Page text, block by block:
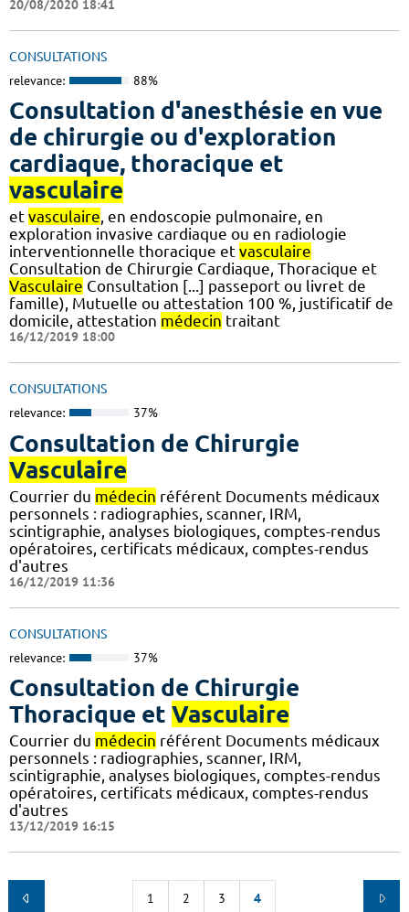
20/08/2020 18:41
CONSULTATIONS
relevance: 88%
Consultation d'anesthésie en vue
de chirurgie ou d'exploration
cardiaque, thoracique et
vasculaire
et vasculaire, en endoscopie pulmonaire, en
exploration invasive cardiaque ou en radiologie
interventionnelle thoracique et vasculaire
Consultation de Chirurgie Cardiaque, Thoracique et
Vasculaire Consultation [...] passeport ou livret de
famille), Mutuelle ou attestation 100 %, justificatif de
domicile, attestation médecin traitant
16/12/2019 18:00
CONSULTATIONS
relevance: 37%
Consultation de Chirurgie
Vasculaire
Courrier du médecin référent Documents médicaux
personnels : radiographies, scanner, IRM,
scintigraphie, analyses biologiques, comptes-rendus
opératoires, certificats médicaux, comptes-rendus
d'autres
16/12/2019 11:36
CONSULTATIONS
relevance: 37%
Consultation de Chirurgie
Thoracique et Vasculaire
Courrier du médecin référent Documents médicaux
personnels : radiographies, scanner, IRM,
scintigraphie, analyses biologiques, comptes-rendus
opératoires, certificats médicaux, comptes-rendus
d'autres
13/12/2019 16:15
1 2 3 4